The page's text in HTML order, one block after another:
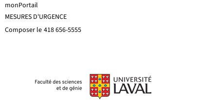
MESURES D'URGENCE
Composer le 418 656-5555
monPortail